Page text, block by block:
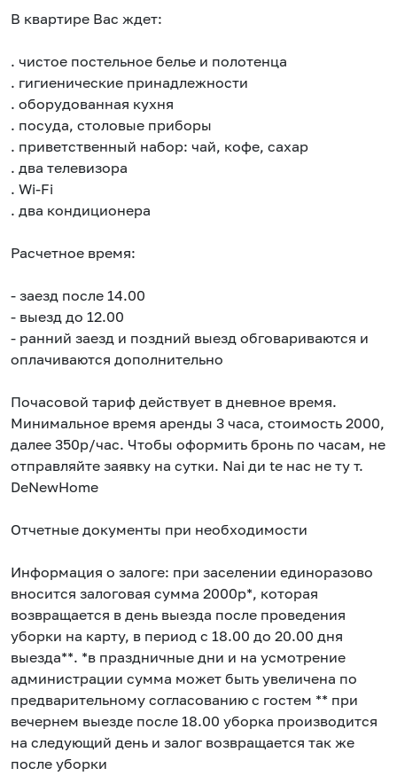
В квартире Вас ждет:
. чистое постельное белье и полотенца
. гигиенические принадлежности
. оборудованная кухня
. посуда, столовые приборы
. приветственный набор: чай, кофе, сахар
. два телевизора
. Wi-Fi
. два кондиционера
Расчетное время:
- заезд после 14.00
- выезд до 12.00
- ранний заезд и поздний выезд обговариваются и
оплачиваются дополнительно
Почасовой тариф действует в дневное время.
Минимальное время аренды 3 часа, стоимость 2000,
далее 350р/час. Чтобы оформить бронь по часам, не
отправляйте заявку на сутки. Nаi ди tе нас не ту т.
DеNеwНоmе
Отчетные документы при необходимости
Информация о залоге: при заселении единоразово
вносится залоговая сумма 2000р*, которая
возвращается в день выезда после проведения
уборки на карту, в период с 18.00 до 20.00 дня
выезда**. *в праздничные дни и на усмотрение
администрации сумма может быть увеличена по
предварительному согласованию с гостем ** при
вечернем выезде после 18.00 уборка производится
на следующий день и залог возвращается так же
после уборки